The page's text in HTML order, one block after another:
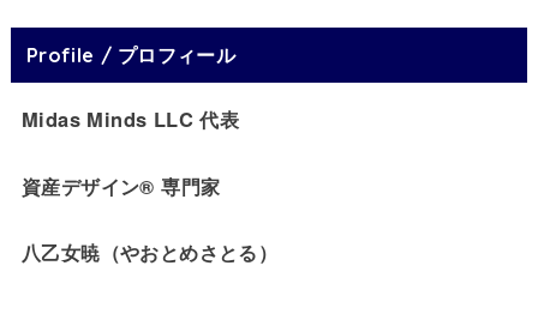
Profile / プロフィール
Midas Minds LLC 代表
資産デザイン® 専門家
八乙女暁（やおとめさとる）